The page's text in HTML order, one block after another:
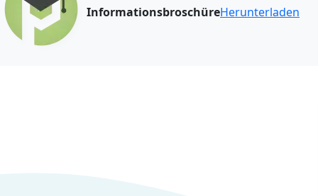
InformationsbroschüreHerunterladen